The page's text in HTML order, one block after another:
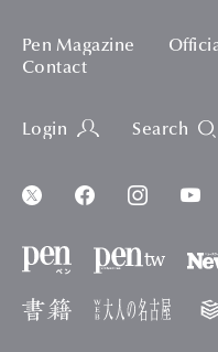
Pen Magazine
Contact
Login Search